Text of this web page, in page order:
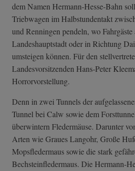
dem Namen Hermann-Hesse-Bahn
Triebwagen im Halbstundentakt
und Renningen pendeln, wo
Landeshauptstadt oder in Richtung
umsteigen können. Für den
Landesvorsitzenden Hans-Peter
Horrorvorstellung.
Denn in zwei Tunnels der
Tunnel bei Calw sowie dem
überwintern Fledermäuse. Darunter
Arten wie Graues Langohr, Große
Mopsfledermaus sowie die stark
Bechsteinfledermaus. Die Hermann-